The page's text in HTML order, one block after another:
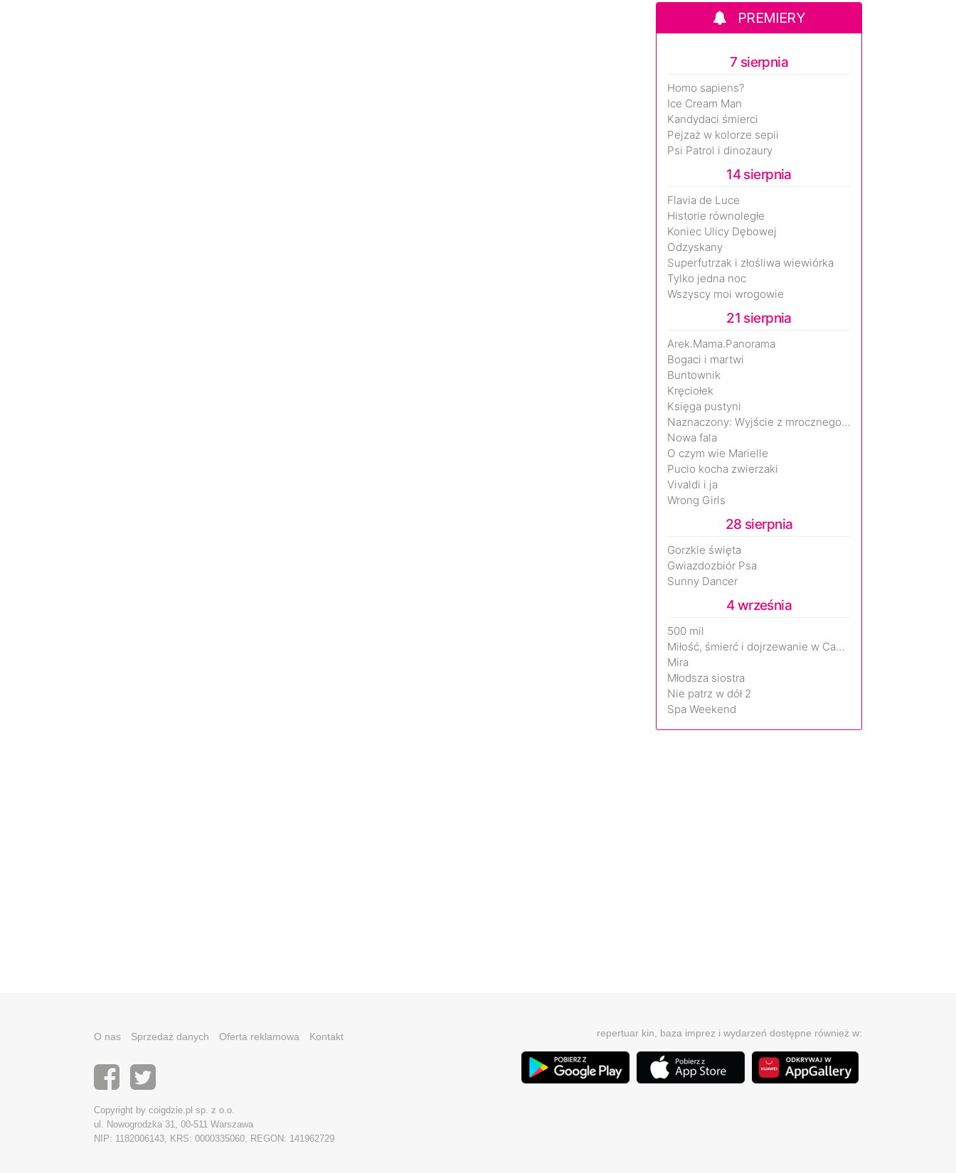
PREMIERY
7 sierpnia
Homo sapiens?
Ice Cream Man
Kandydaci śmierci
Pejzaż w kolorze sepii
Psi Patrol i dinozaury
14 sierpnia
Flavia de Luce
Historie równoległe
Koniec Ulicy Dębowej
Odzyskany
Superfutrzak i złośliwa wiewiórka
Tylko jedna noc
Wszyscy moi wrogowie
21 sierpnia
Arek.Mama.Panorama
Bogaci i martwi
Buntownik
Kręciołek
Księga pustyni
Naznaczony: Wyjście z mrocznego wymiaru
Nowa fala
O czym wie Marielle
Pucio kocha zwierzaki
Vivaldi i ja
Wrong Girls
28 sierpnia
Gorzkie święta
Gwiazdozbiór Psa
Sunny Dancer
4 września
500 mil
Miłość, śmierć i dojrzewanie w Camp Miasma
Mira
Młodsza siostra
Nie patrz w dół 2
Spa Weekend
O nas Sprzedaż danych Oferta reklamowa Kontakt
Copyright by coigdzie.pl sp. z o.o.
ul. Nowogrodzka 31, 00-511 Warszawa
NIP: 1182006143, KRS: 0000335060, REGON: 141962729
repertuar kin, baza imprez i wydarzeń dostępne również w: